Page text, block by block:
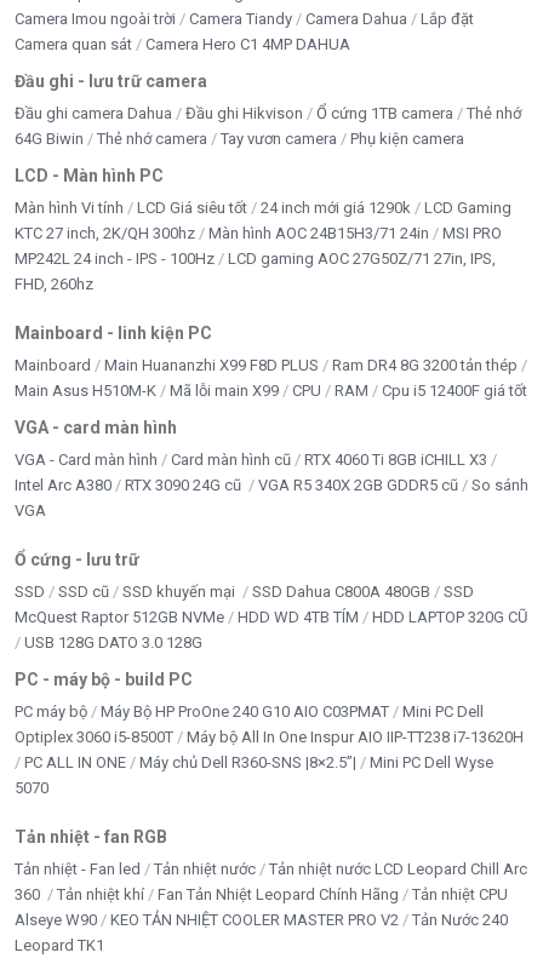
CPU - BỘ XỬ LÝ
DÂY CÁP - CHUYỂN ĐỔI
DÂY MẠNG
Di chuyển
DỊCH VỤ SỬA CHỮA
ĐỒ CHƠI ĐỘC - LẠ
Google Merchant
HDD - SSD -M2
Inverter bám tải
LAPTOP Chính hãng
LINH KIỆN LAPTOP
LINH KIỆN TRÂU CÀY
LOA KẸO KÉO
LOA VI TÍNH - HEADPHONE
MAINBOARD
MÁY BỘ & PC GAMING
Movespeed
Năng Lượng Mặt Trời
Camera Imou ngoài trời
Camera Tiandy Camera Dahua
Lắp đặt
Camera quan sát
Camera Hero C1 4MP DAHUA
Đầu ghi - lưu trữ camera
Đầu ghi camera Dahua Đầu ghi Hikvison Ổ cứng 1TB camera
Thẻ nhớ
64G Biwin
Thẻ nhớ camera Tay vươn camera Phụ kiện camera
LCD - Màn hình PC
Màn hình Vi tính LCD Giá siêu tốt 24 inch mới giá 1290k
LCD Gaming
KTC 27 inch, 2K/QH 300hz
Màn hình AOC 24B15H3/71 24in
MSI PRO
MP242L 24 inch - IPS - 100Hz
LCD gaming AOC 27G50Z/71 27in, IPS,
FHD, 260hz
Mainboard - linh kiện PC
Mainboard Main Huananzhi X99 F8D PLUS
Ram DR4 8G 3200 tản thép
Main Asus H510M-K
Mã lỗi main X99 CPU RAM Cpu i5 12400F giá tốt
VGA - card màn hình
VGA - Card màn hình Card màn hình cũ
RTX 4060 Ti 8GB iCHILL X3
Intel Arc A380
RTX 3090 24G cũ VGA R5 340X 2GB GDDR5 cũ
So sánh
VGA
Ổ cứng - lưu trữ
SSD SSD cũ SSD khuyến mại SSD Dahua C800A 480GB
SSD
McQuest Raptor 512GB NVMe
HDD WD 4TB TÍM
HDD LAPTOP 320G CŨ
USB 128G DATO 3.0 128G
PC - máy bộ - build PC
PC máy bộ Máy Bộ HP ProOne 240 G10 AIO C03PMAT
Mini PC Dell
Optiplex 3060 i5-8500T
Máy bộ All In One Inspur AIO IIP-TT238 i7-13620H
PC ALL IN ONE
Máy chủ Dell R360-SNS |8×2.5”|
Mini PC Dell Wyse
5070
Tản nhiệt - fan RGB
Tản nhiệt - Fan led Tản nhiệt nước
Tản nhiệt nước LCD Leopard Chill Arc
360
Tản nhiệt khí Fan Tản Nhiệt Leopard Chính Hãng
Tản nhiệt CPU
Alseye W90
KEO TẢN NHIỆT COOLER MASTER PRO V2
Tản Nước 240
Leopard TK1